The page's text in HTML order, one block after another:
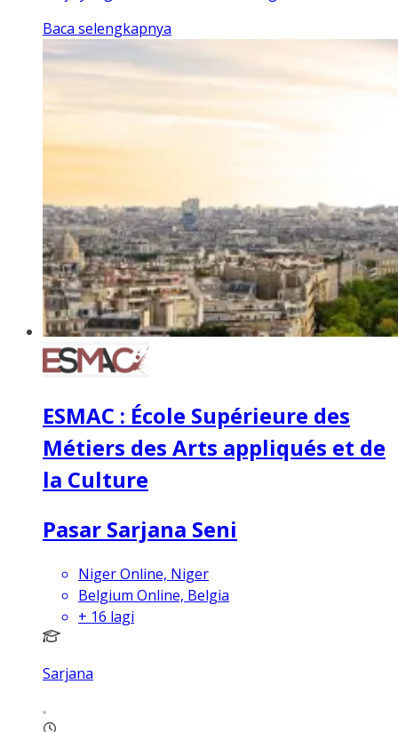
Baca selengkapnya
ESMAC : École Supérieure des
Métiers des Arts appliqués et de
la Culture
Pasar Sarjana Seni
Niger Online, Niger
Belgium Online, Belgia
+ 16 lagi
Sarjana